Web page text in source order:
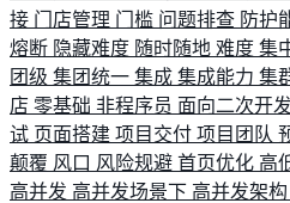
接 门店管理 门槛 问题排查 防护
熔断 隐藏难度 随时随地 难度 集
团级 集团统一 集成 集成能力 集
店 零基础 非程序员 面向二次开发
试 页面搭建 项目交付 项目团队
颠覆 风口 风险规避 首页优化 高
高并发 高并发场景下 高并发架构